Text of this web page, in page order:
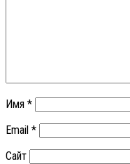
Имя *
Email *
Сайт